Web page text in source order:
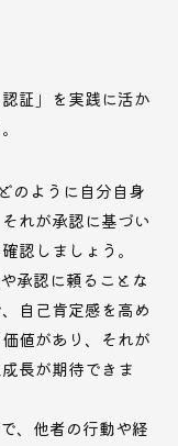
証」を実践に活か
のように自分自身
れが承認に基づい
認しましょう。
承認に頼ることな
自己肯定感を高め
値があり、それが
長が期待できま
、他者の行動や経